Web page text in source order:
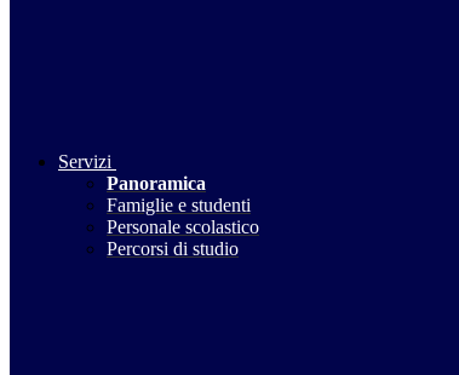
Servizi
Panoramica
Famiglie e studenti
Personale scolastico
Percorsi di studio